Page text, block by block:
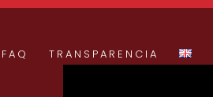
FAQ TRANSPARENCIA